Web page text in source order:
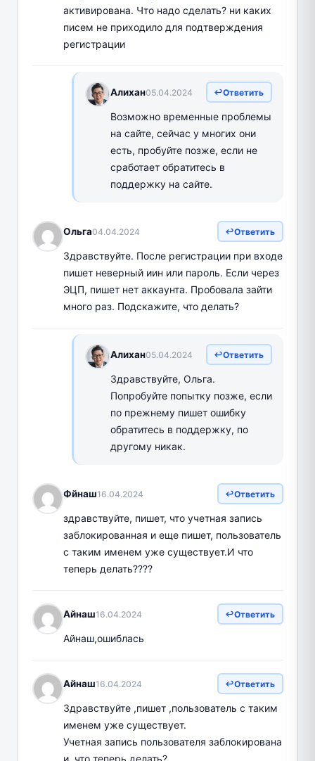
активирована. Что надо сделать? ни каких
писем не приходило для подтверждения
регистрации
Алихан05.04.2024 Ответить
Возможно временные проблемы
на сайте, сейчас у многих они
есть, пробуйте позже, если не
сработает обратитесь в
поддержку на сайте.
Ольга04.04.2024 Ответить
Здравствуйте. После регистрации при входе
пишет неверный иин или пароль. Если через
ЭЦП, пишет нет аккаунта. Пробовала зайти
много раз. Подскажите, что делать?
Алихан05.04.2024 Ответить
Здравствуйте, Ольга.
Попробуйте попытку позже, если
по прежнему пишет ошибку
обратитесь в поддержку, по
другому никак.
Фйнаш16.04.2024 Ответить
здравствуйте, пишет, что учетная запись
заблокированная и еще пишет, пользователь
с таким именем уже существует.И что
теперь делать????
Айнаш16.04.2024 Ответить
Айнаш,ошиблась
Айнаш16.04.2024 Ответить
Здравствуйте ,пишет ,пользователь с таким
именем уже существует.
Учетная запись пользователя заблокирована
и ,что теперь делать?